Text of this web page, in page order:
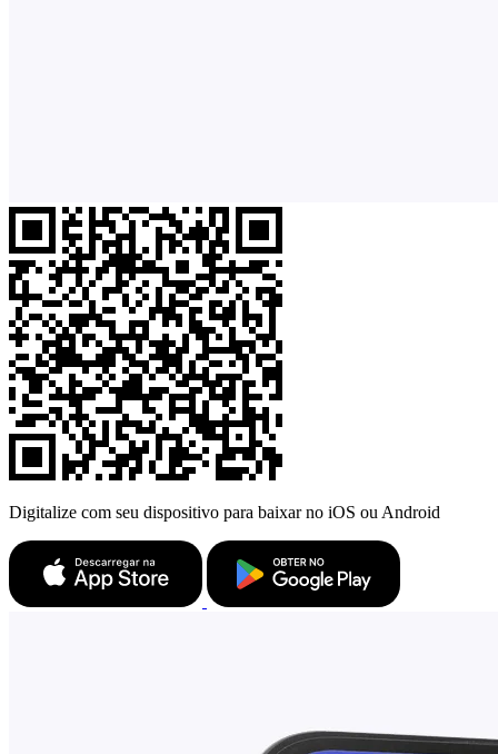
Digitalize com seu dispositivo para baixar no iOS ou Android